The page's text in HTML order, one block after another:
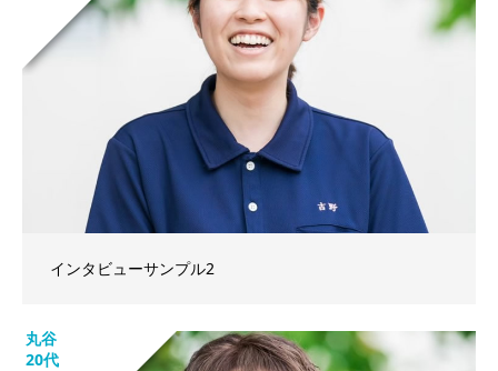
インタビューサンプル2
丸谷
20代